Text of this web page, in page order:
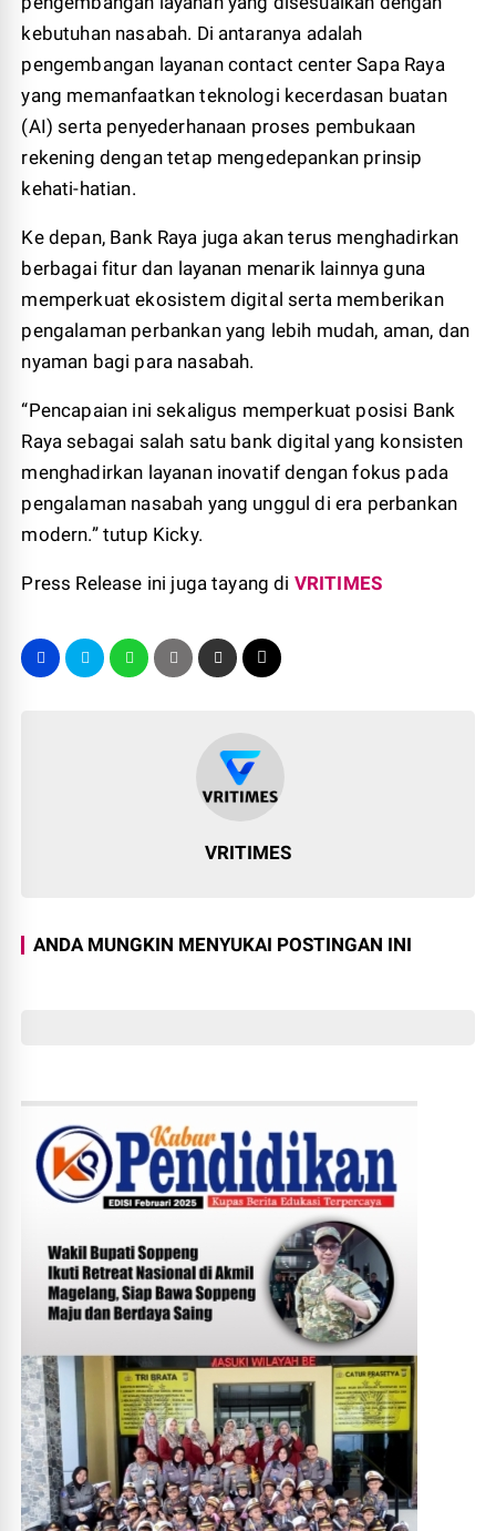
kebutuhan nasabah. Di antaranya adalah
pengembangan layanan contact center Sapa Raya
yang memanfaatkan teknologi kecerdasan buatan
(AI) serta penyederhanaan proses pembukaan
rekening dengan tetap mengedepankan prinsip
kehati-hatian.
Ke depan, Bank Raya juga akan terus menghadirkan
berbagai fitur dan layanan menarik lainnya guna
memperkuat ekosistem digital serta memberikan
pengalaman perbankan yang lebih mudah, aman, dan
nyaman bagi para nasabah.
“Pencapaian ini sekaligus memperkuat posisi Bank
Raya sebagai salah satu bank digital yang konsisten
menghadirkan layanan inovatif dengan fokus pada
pengalaman nasabah yang unggul di era perbankan
modern.” tutup Kicky.
Press Release ini juga tayang di VRITIMES
VRITIMES
ANDA MUNGKIN MENYUKAI POSTINGAN INI